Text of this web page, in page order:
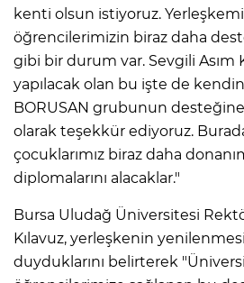
kenti olsun istiyoruz.
öğrencilerimizin biraz daha
gibi bir durum var. Sevgili Asım
yapılacak olan bu işte de
BORUSAN grubunun
olarak teşekkür ediyoruz.
çocuklarımız biraz daha
diplomalarını alacaklar."
Bursa Uludağ Üniversitesi
Kılavuz, yerleşkenin
duyduklarını belirterek